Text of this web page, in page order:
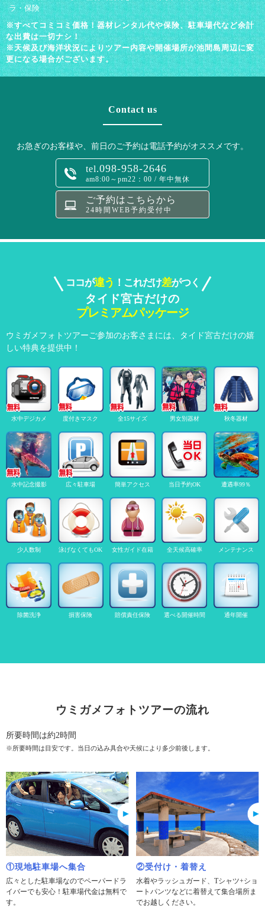
ラ・保険
※すべてコミコミ価格！器材レンタル代や保険、駐車場代など余計
な出費は一切ナシ！
※天候及び海洋状況によりツアー内容や開催場所が池間島周辺に変
更になる場合がございます。
Contact us
お急ぎのお客様や、前日のご予約は電話予約がオススメです。
tel.098-958-2646
am8:00～pm22：00 / 年中無休
ご予約はこちらから
24時間WEB予約受付中
ココが違う ！これだけ差がつく
タイド宮古だけの
プレミアムパッケージ
ウミガメフォトツアーご参加のお客さまには、
タイド宮古だけの嬉
しい特典を提供中！
水中デジカメ 度付きマスク 全15サイズ 男女別器材 秋冬器材
水中記念撮影 広々駐車場 簡単アクセス 当日予約OK 遭遇率99％
少人数制 泳げなくてもOK 女性ガイド在籍 全天候高確率 メンテナンス
除菌洗浄 損害保険 賠償責任保険 選べる開催時間 通年開催
ウミガメフォトツアーの流れ
所要時間は約2時間
※所要時間は目安です。当日の込み具合や天候により多少前後します。
①現地駐車場へ集合
広々とした駐車場なのでペーパードラ
イバーでも安心！駐車場代金は無料で
す。
②受付け・着替え
水着やラッシュガード、Tシャツ+ショ
ートパンツなどに着替えて集合場所ま
でお越しください。